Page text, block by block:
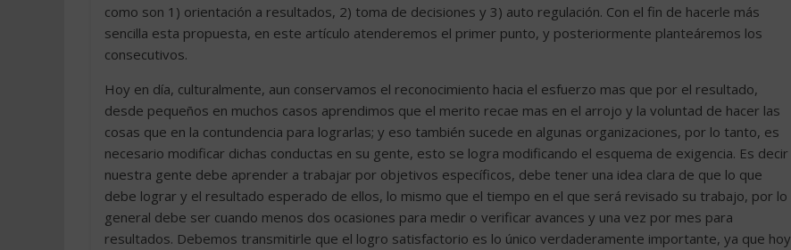
como son 1) orientación a resultados, 2) toma de decisiones y 3) auto regulación. Con el fin de hacerle más
sencilla esta propuesta, en este artículo atenderemos el primer punto, y posteriormente planteáremos los
consecutivos.
Hoy en día, culturalmente, aun conservamos el reconocimiento hacia el esfuerzo mas que por el resultado,
desde pequeños en muchos casos aprendimos que el merito recae mas en el arrojo y la voluntad de hacer las
cosas que en la contundencia para lograrlas; y eso también sucede en algunas organizaciones, por lo tanto, es
necesario modificar dichas conductas en su gente, esto se logra modificando el esquema de exigencia. Es decir
nuestra gente debe aprender a trabajar por objetivos específicos, debe tener una idea clara de que lo que
debe lograr y el resultado esperado de ellos, lo mismo que el tiempo en el que será revisado su trabajo, por lo
general debe ser cuando menos dos ocasiones para medir o verificar avances y una vez por mes para
resultados. Debemos transmitirle que el logro satisfactorio es lo único verdaderamente importante, ya que hoy